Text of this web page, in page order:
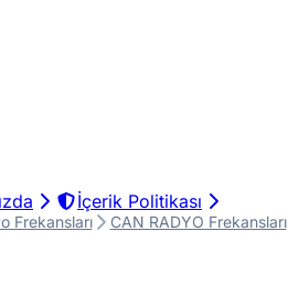
İçerik Politikası
Frekansları CAN RADYO Frekansları